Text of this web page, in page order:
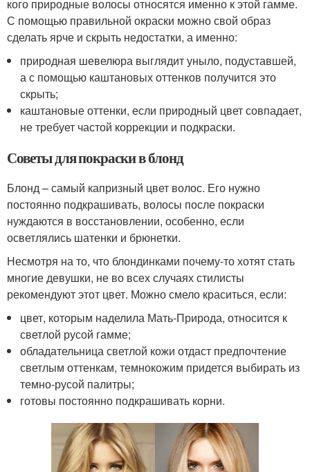
кого природные волосы относятся именно к этой гамме.
С помощью правильной окраски можно свой образ
сделать ярче и скрыть недостатки, а именно:
природная шевелюра выглядит уныло, подуставшей,
а с помощью каштановых оттенков получится это
скрыть;
каштановые оттенки, если природный цвет совпадает,
не требует частой коррекции и подкраски.
Советы для покраски в блонд
Блонд – самый капризный цвет волос. Его нужно
постоянно подкрашивать, волосы после покраски
нуждаются в восстановлении, особенно, если
осветлялись шатенки и брюнетки.
Несмотря на то, что блондинками почему-то хотят стать
многие девушки, не во всех случаях стилисты
рекомендуют этот цвет. Можно смело краситься, если:
цвет, которым наделила Мать-Природа, относится к
светлой русой гамме;
обладательница светлой кожи отдаст предпочтение
светлым оттенкам, темнокожим придется выбирать из
темно-русой палитры;
готовы постоянно подкрашивать корни.